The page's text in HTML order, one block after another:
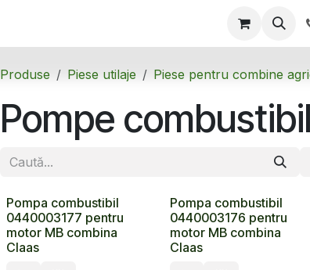
Produse Piese utilaje Piese pentru combine
Pompe combustibil
Pompa combustibil
0440003177 pentru
motor MB combina
Claas
Pompa combustibil
0440003176 pentru
motor MB combina
Claas